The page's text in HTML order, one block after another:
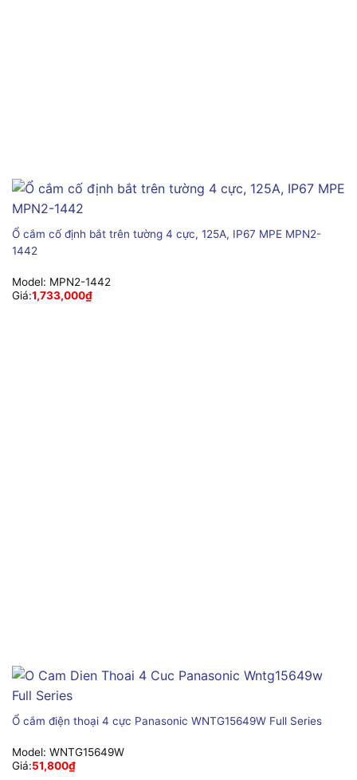
Ổ cắm cố định bắt trên tường 4 cực, 125A, IP67 MPE MPN2-
1442
Model: MPN2-1442
Giá:1,733,000₫
Ổ cắm điện thoại 4 cực Panasonic WNTG15649W Full Series
Model: WNTG15649W
Giá:51,800₫